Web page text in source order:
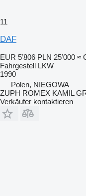
11
DAF
EUR 5’806 PLN 25’000 ≈
Fahrgestell LKW
1990
Polen, NIEGOWA
ZUPH ROMEX KAMIL
Verkäufer kontaktieren